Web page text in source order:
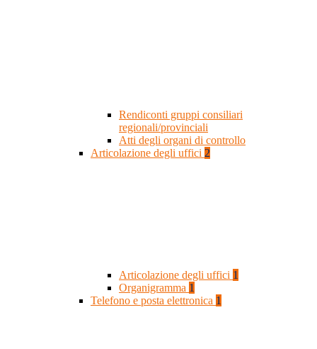
Rendiconti gruppi consiliari
regionali/provinciali
Atti degli organi di controllo
Articolazione degli uffici 2
Articolazione degli uffici 1
Organigramma 1
Telefono e posta elettronica 1